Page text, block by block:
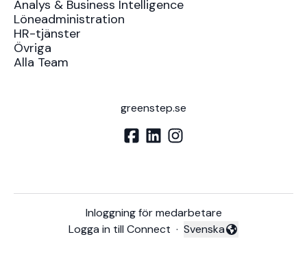
Analys & Business Intelligence
Löneadministration
HR-tjänster
Övriga
Alla Team
greenstep.se
Inloggning för medarbetare
Logga in till Connect · Byt språk
Svenska